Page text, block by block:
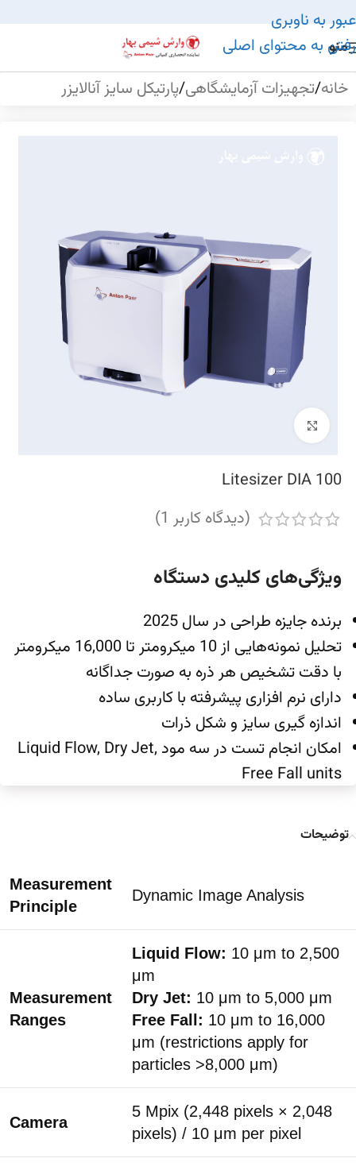
عبور به ناوبری
رفتن به محتوای اصلی
منو
خانه/تجهیزات آزمایشگاهی/پارتیکل سایز آنالایزر
بزرگنمایی تصویر
Litesizer DIA 100
(دیدگاه کاربر 1
)
ویژگی‌های کلیدی دستگاه
برنده جایزه طراحی در سال 2025
تحلیل نمونه‌هایی از 10 میکرومتر تا 16,000 میکرومتر
با دقت تشخیص هر ذره به صورت جداگانه
دارای نرم افزاری پیشرفته با کاربری ساده
اندازه گیری سایز و شکل ذرات
امکان انجام تست در سه مود Liquid Flow, Dry Jet,
Free Fall units
توضیحات
Measurement
Principle
Dynamic Image Analysis
Measurement
Ranges
Liquid Flow: 10 μm to 2,500
μm
Dry Jet: 10 μm to 5,000 μm
Free Fall: 10 μm to 16,000
μm (restrictions apply for
particles >8,000 μm)
Camera
5 Mpix (2,448 pixels × 2,048
pixels) / 10 μm per pixel